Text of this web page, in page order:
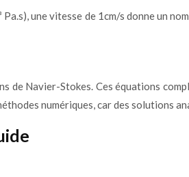
une vitesse de 1cm/s donne un
de Navier-Stokes. Ces équations
numériques, car des solutions